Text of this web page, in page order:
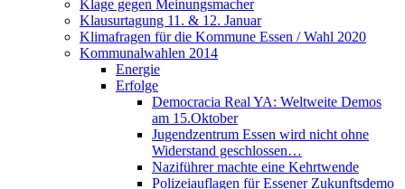
Klage gegen Meinungsmacher
Klausurtagung 11. & 12. Januar
Klimafragen für die Kommune Essen / Wahl 2020
Kommunalwahlen 2014
Energie
Erfolge
Democracia Real YA: Weltweite Demos
am 15.Oktober
Jugendzentrum Essen wird nicht ohne
Widerstand geschlossen…
Naziführer machte eine Kehrtwende
Polizeiauflagen für Essener Zukunftsdemo